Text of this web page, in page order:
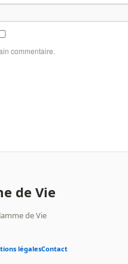
commentaire.
de Vie
de Vie
légalesContact